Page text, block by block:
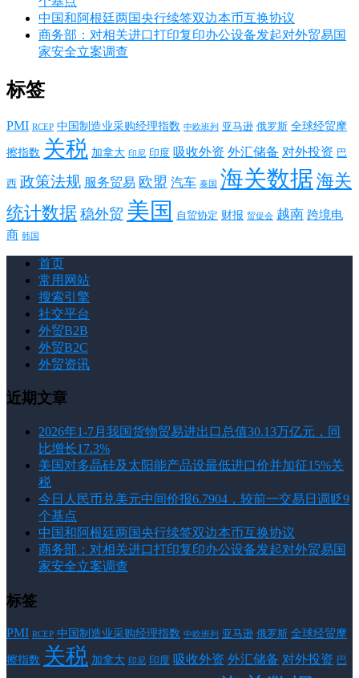
中国和阿根廷两国央行续签双边本币互换协议
商务部：对相关进口打印复印办公设备发起对外贸易国
家安全立案调查
标签
PMI RCEP 中国制造业采购经理指数 中欧班列 亚马逊 俄罗斯 全球经贸摩
擦指数 关税 加拿大 印尼 印度 吸收外资 外汇储备 对外投资 巴
西 政策法规 服务贸易 欧盟 汽车 泰国 海关数据 海关
统计数据 稳外贸 美国 自贸协定 财报 贸促会 越南 跨境电
商 韩国
首页
常用网站
搜索引擎
社交平台
外贸B2B
外贸B2C
外贸资讯
近期文章
2026年1-7月我国货物贸易进出口总值30.13万亿元，同
比增长17.3%
美国对多晶硅及太阳能产品设最低进口价并加征15%关
税
今日人民币兑美元中间价报6.7904，较前一交易日调贬9
个基点
中国和阿根廷两国央行续签双边本币互换协议
商务部：对相关进口打印复印办公设备发起对外贸易国
家安全立案调查
标签
PMI RCEP 中国制造业采购经理指数 中欧班列 亚马逊 俄罗斯 全球经贸摩
擦指数 关税 加拿大 印尼 印度 吸收外资 外汇储备 对外投资 巴